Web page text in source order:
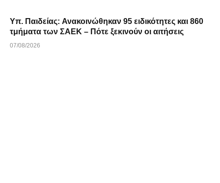
Υπ. Παιδείας: Ανακοινώθηκαν 95 ειδικότητες και 860
τμήματα των ΣΑΕΚ – Πότε ξεκινούν οι αιτήσεις
07/08/2026